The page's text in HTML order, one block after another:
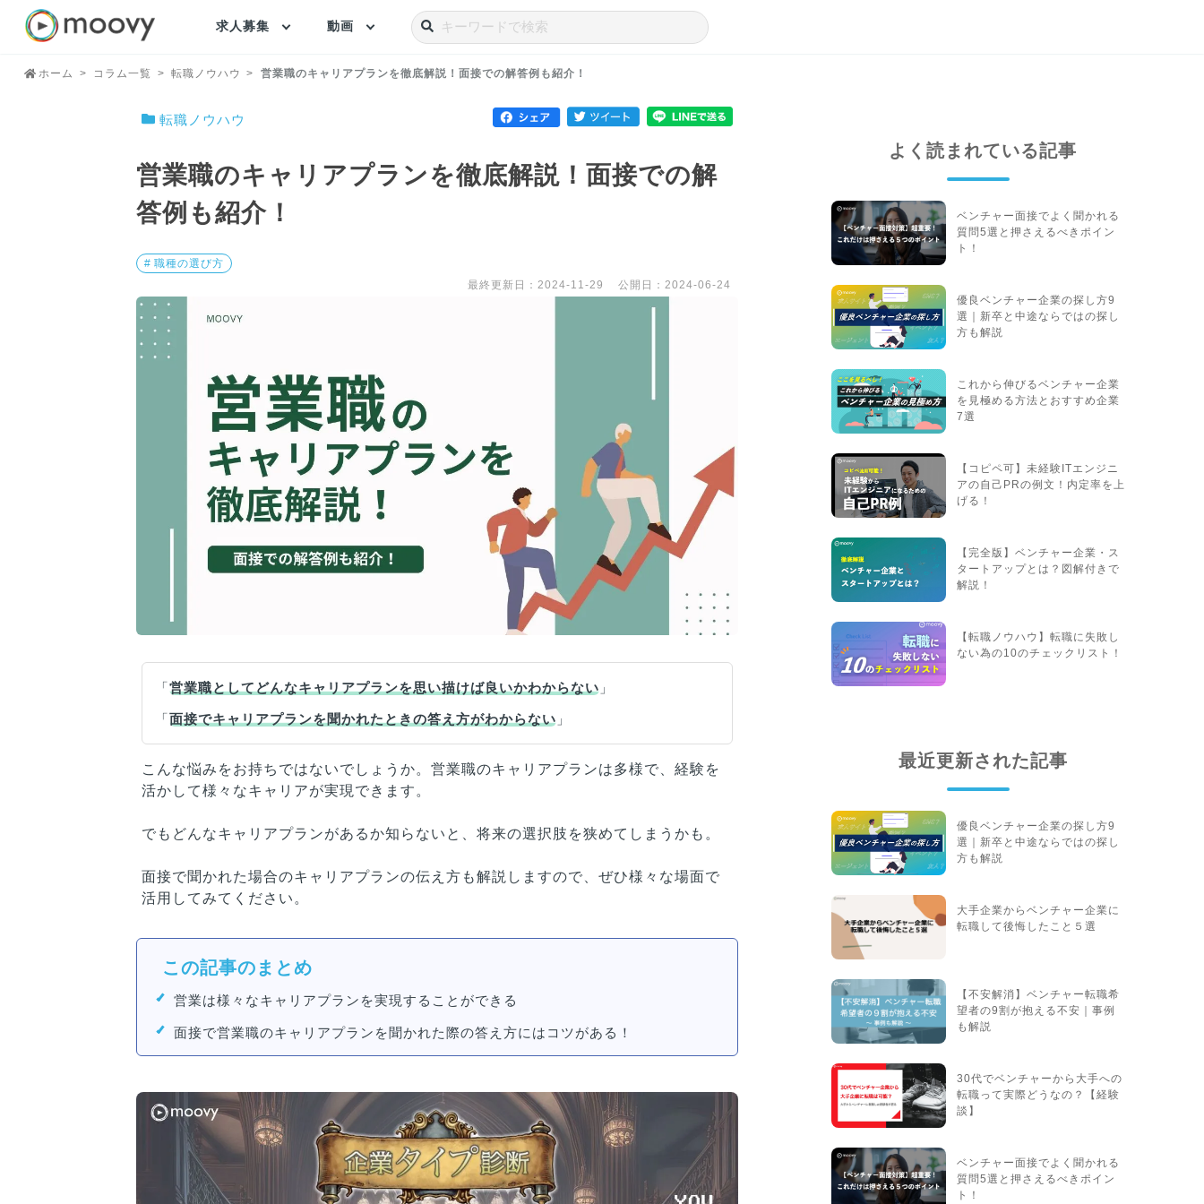
求人募集 動画
ホーム コラム一覧 転職ノウハウ 営業職のキャリアプランを徹底解説！面接での解答例も紹介！
転職ノウハウ
営業職のキャリアプランを徹底解説！面接での解
答例も紹介！
# 職種の選び方
最終更新日：2024-11-29
公開日：2024-06-24
「営業職としてどんなキャリアプランを思い描けば良いかわからない 」
「面接でキャリアプランを聞かれたときの答え方がわからない 」
こんな悩みをお持ちではないでしょうか。営業職のキャリアプランは多様で、経験を
活かして様々なキャリアが実現できます。
でもどんなキャリアプランがあるか知らないと、将来の選択肢を狭めてしまうかも。
面接で聞かれた場合のキャリアプランの伝え方も解説しますので、ぜひ様々な場面で
活用してみてください。
この記事のまとめ
営業は様々なキャリアプランを実現することができる
面接で営業職のキャリアプランを聞かれた際の答え方にはコツがある！
よく読まれている記事
ベンチャー面接でよく聞かれる
質問5選と押さえるべきポイン
ト！
優良ベンチャー企業の探し方9
選｜新卒と中途ならではの探し
方も解説
これから伸びるベンチャー企業
を見極める方法とおすすめ企業
7選
【コピペ可】未経験ITエンジニ
アの自己PRの例文！内定率を上
げる！
【完全版】ベンチャー企業・ス
タートアップとは？図解付きで
解説！
【転職ノウハウ】転職に失敗し
ない為の10のチェックリスト！
最近更新された記事
優良ベンチャー企業の探し方9
選｜新卒と中途ならではの探し
方も解説
大手企業からベンチャー企業に
転職して後悔したこと５選
【不安解消】ベンチャー転職希
望者の9割が抱える不安｜事例
も解説
30代でベンチャーから大手への
転職って実際どうなの？【経験
談】
ベンチャー面接でよく聞かれる
質問5選と押さえるべきポイン
ト！